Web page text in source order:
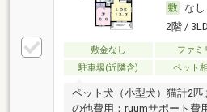
なし
2階 /
敷金なし ファミ
駐車場(近隣含)
ペット
ペット犬（小型犬）猫計2
の他費用：ruumサポート費